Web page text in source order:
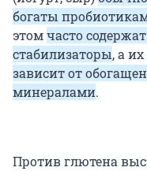
богаты
этомчасто
стабилизаторы, а их
зависит от
минералами.
Против глютена